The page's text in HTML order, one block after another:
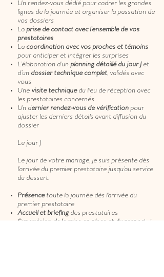
Un rendez-vous dédié pour cadrer les grandes
lignes de la journée et organiser la passation de
vos dossiers
La prise de contact avec l’ensemble de vos
prestataires
La coordination avec vos proches et témoins
pour anticiper et intégrer les surprises
L’élaboration d’un planning détaillé du jour J et
d’un dossier technique complet, validés avec
vous
Une visite technique du lieu de réception avec
les prestataires concernés
Un dernier rendez-vous de vérification pour
ajuster les derniers détails avant diffusion du
dossier
Le jour J
Le jour de votre mariage, je suis présente dès
l’arrivée du premier prestataire jusqu’au service
du dessert.
Présencetoute la journée dès l’arrivée du
premier prestataire
Accueil et briefing des prestataires
Supervision de la mise en place et du respect du